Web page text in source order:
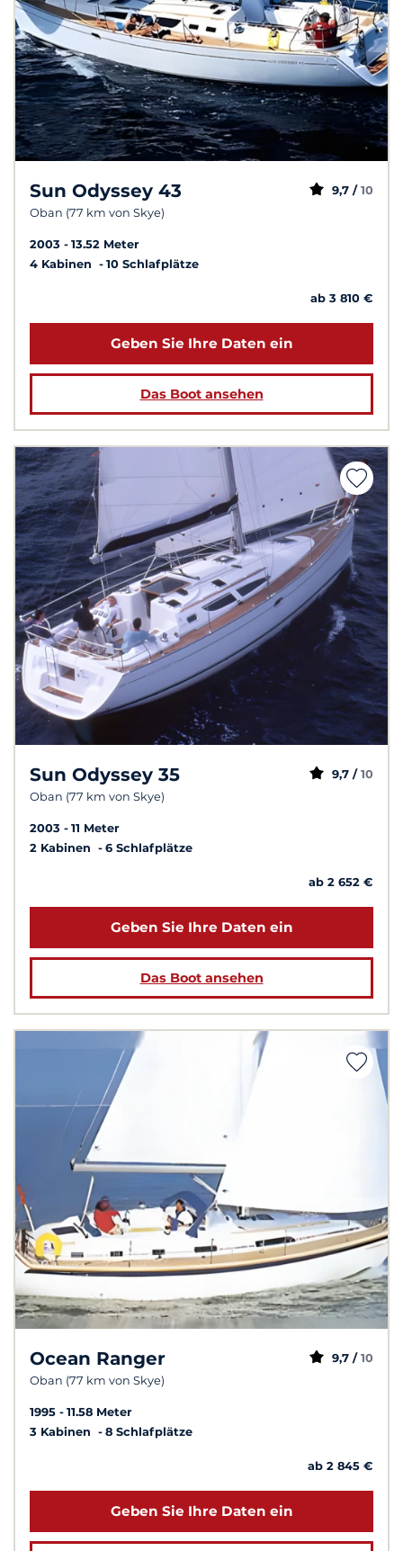
Sun Odyssey 43
Oban (77 km von Skye)
9,7 / 10
2003
13.52 Meter
4 Kabinen
10 Schlafplätze
ab 3 810 €
Geben Sie Ihre Daten ein
Das Boot ansehen
Sun Odyssey 35
Oban (77 km von Skye)
9,7 / 10
2003
11 Meter
2 Kabinen
6 Schlafplätze
ab 2 652 €
Geben Sie Ihre Daten ein
Das Boot ansehen
Ocean Ranger
Oban (77 km von Skye)
9,7 / 10
1995
11.58 Meter
3 Kabinen
8 Schlafplätze
ab 2 845 €
Geben Sie Ihre Daten ein